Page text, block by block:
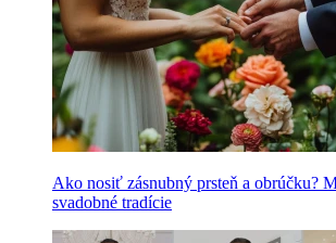
Ako nosiť zásnubný prsteň a obrúčku?
svadobné tradície